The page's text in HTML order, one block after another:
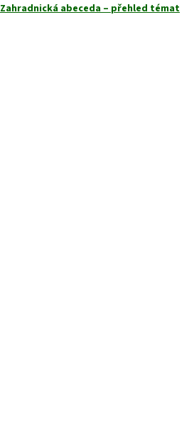
Zahradnická abeceda – přehled témat